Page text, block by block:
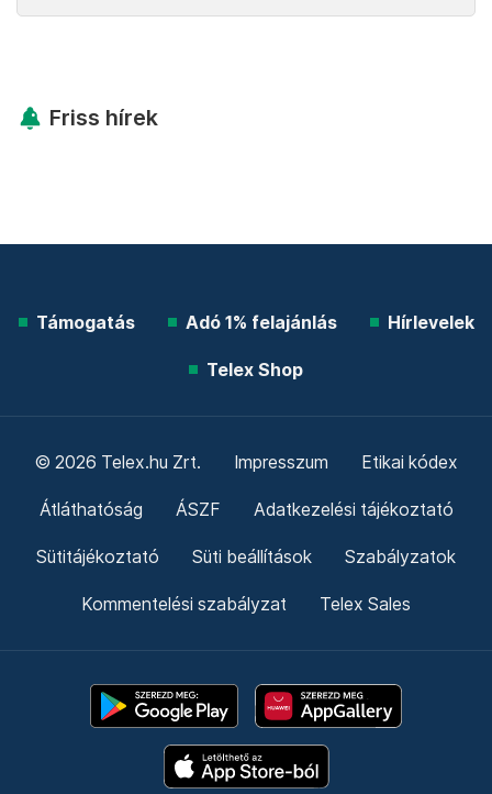
Friss hírek
Támogatás Adó 1% felajánlás Hírlevelek
Telex Shop
© 2026 Telex.hu Zrt. Impresszum Etikai kódex
Átláthatóság ÁSZF Adatkezelési tájékoztató
Sütitájékoztató Süti beállítások Szabályzatok
Kommentelési szabályzat Telex Sales